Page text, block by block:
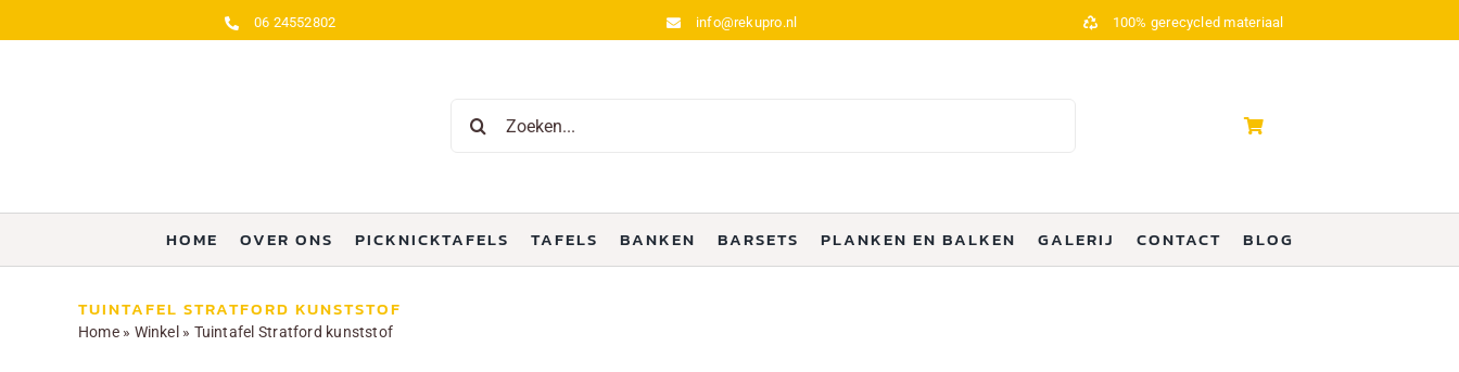
naar
06 24552802 info@rekupro.nl 100% gerecycled materiaal
naar:
HOME OVER ONS PICKNICKTAFELS TAFELS BANKEN BARSETS PLANKEN EN BALKEN GALERIJ CONTACT BLOG
TUINTAFEL STRATFORD KUNSTSTOF
Home» Winkel » Tuintafel Stratford kunststof